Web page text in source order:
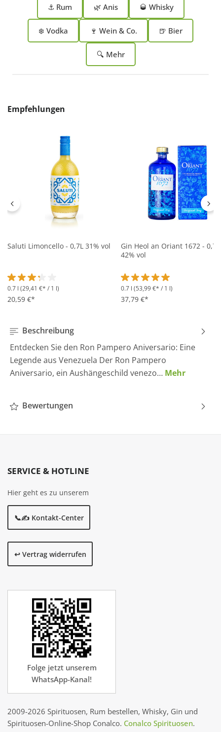
⚓ Rum 🌿 Anis 🥃 Whisky
❄️ Vodka 🍷 Wein & Co. 🍺 Bier
🔍 Mehr
Produktgalerie überspringen
Empfehlungen
Saluti Limoncello - 0,7L 31% vol
Durchschnittliche Bewertung von 3.2 von 5 Sternen
0.7 l (29,41 €* / 1 l)
20,59 €*
Gin Heol an Oriant 1672 - 0,7L
42% vol
Durchschnittliche
0.7 l (53,99 €* / 1 l)
37,79 €*
Beschreibung
Entdecken Sie den Ron Pampero Aniversario: Eine
Legende aus Venezuela Der Ron Pampero
Aniversario, ein Aushängeschild venezo… Mehr
Bewertungen
SERVICE & HOTLINE
Hier geht es zu unserem
📞✍️ Kontakt-Center
↩️ Vertrag widerrufen
Folge jetzt unserem
WhatsApp-Kanal!
2009-2026 Spirituosen, Rum bestellen, Whisky, Gin und
Spirituosen-Online-Shop Conalco. Conalco Spirituosen.